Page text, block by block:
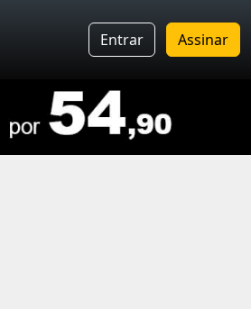
Entrar Assinar